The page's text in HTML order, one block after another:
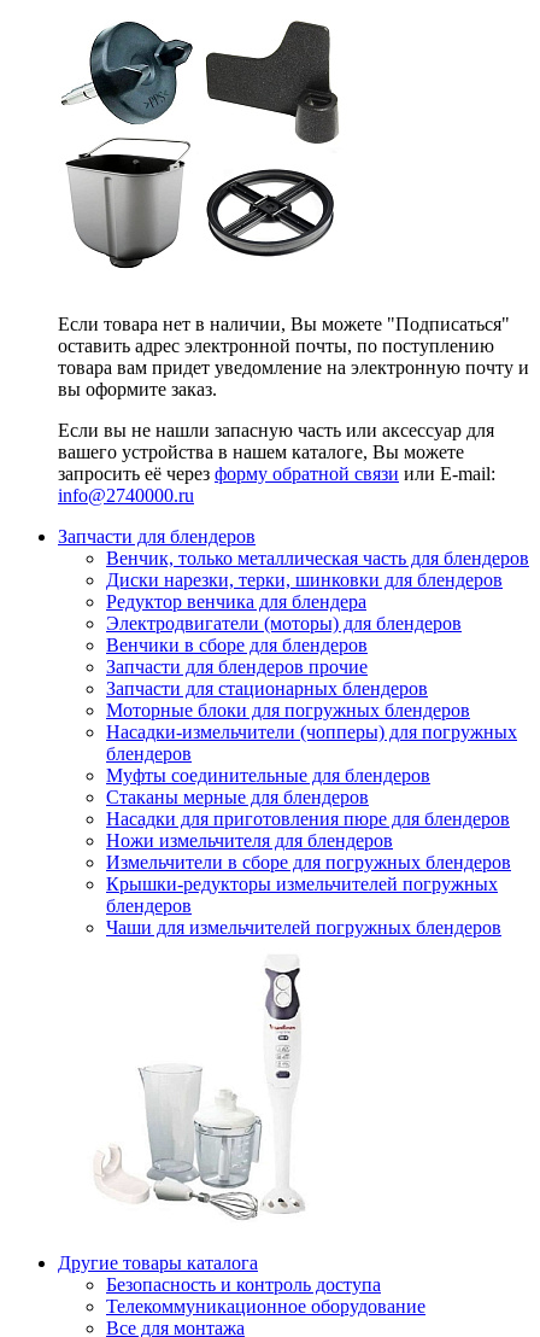
Если товара нет в наличии, Вы можете "Подписаться"
оставить адрес электронной почты, по поступлению
товара вам придет уведомление на электронную почту и
вы оформите заказ.
Если вы не нашли запасную часть или аксессуар для
вашего устройства в нашем каталоге, Вы можете
запросить её через форму обратной связи или E-mail:
info@2740000.ru
Запчасти для блендеров
Венчик, только металлическая часть для блендеров
Диски нарезки, терки, шинковки для блендеров
Редуктор венчика для блендера
Электродвигатели (моторы) для блендеров
Венчики в сборе для блендеров
Запчасти для блендеров прочие
Запчасти для стационарных блендеров
Моторные блоки для погружных блендеров
Насадки-измельчители (чопперы) для погружных
блендеров
Муфты соединительные для блендеров
Стаканы мерные для блендеров
Насадки для приготовления пюре для блендеров
Ножи измельчителя для блендеров
Измельчители в сборе для погружных блендеров
Крышки-редукторы измельчителей погружных
блендеров
Чаши для измельчителей погружных блендеров
Другие товары каталога
Безопасность и контроль доступа
Телекоммуникационное оборудование
Все для монтажа